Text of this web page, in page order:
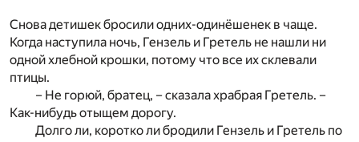
Снова детишек бросили одних-одинёшенек в чаще.
Когда наступила ночь, Гензель и Гретель не нашли ни
одной хлебной крошки, потому что все их склевали
птицы.
– Не горюй, братец, – сказала храбрая Гретель. –
Как-нибудь отыщем дорогу.
Долго ли, коротко ли бродили Гензель и Гретель по